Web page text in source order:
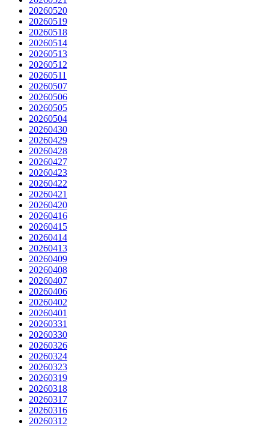
20260520
20260519
20260518
20260514
20260513
20260512
20260511
20260507
20260506
20260505
20260504
20260430
20260429
20260428
20260427
20260423
20260422
20260421
20260420
20260416
20260415
20260414
20260413
20260409
20260408
20260407
20260406
20260402
20260401
20260331
20260330
20260326
20260324
20260323
20260319
20260318
20260317
20260316
20260312